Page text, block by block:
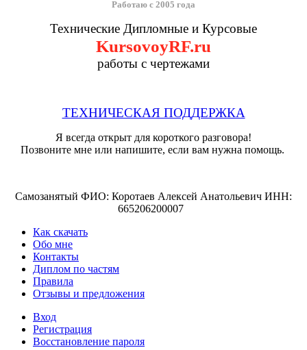
Работаю с 2005 года
Технические Дипломные и Курсовые
KursovoyRF.ru
работы с чертежами
ТЕХНИЧЕСКАЯ ПОДДЕРЖКА
Я всегда открыт для короткого разговора!
Позвоните мне или напишите, если вам нужна помощь.
Самозанятый ФИО: Коротаев Алексей Анатольевич ИНН:
665206200007
Как скачать
Обо мне
Контакты
Диплом по частям
Правила
Отзывы и предложения
Вход
Регистрация
Восстановление пароля